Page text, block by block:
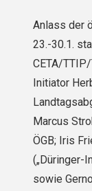
Anlass der
23.-30.1.
CETA/
Initiator
Marcus
ÖGB; Iris
(„Düringer-
sowie